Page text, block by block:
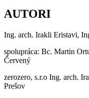
AUTORI
Ing. arch. Irakli Eristavi,
spolupráca: Bc. Martin
Červený
zerozero, s.r.o Ing. arch.
Prešov